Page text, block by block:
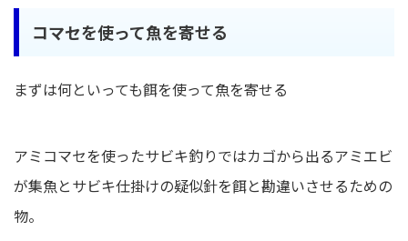
コマセを使って魚を寄せる
まずは何といっても餌を使って魚を寄せる
アミコマセを使ったサビキ釣りではカゴから出るアミエビ
が集魚とサビキ仕掛けの疑似針を餌と勘違いさせるための
物。